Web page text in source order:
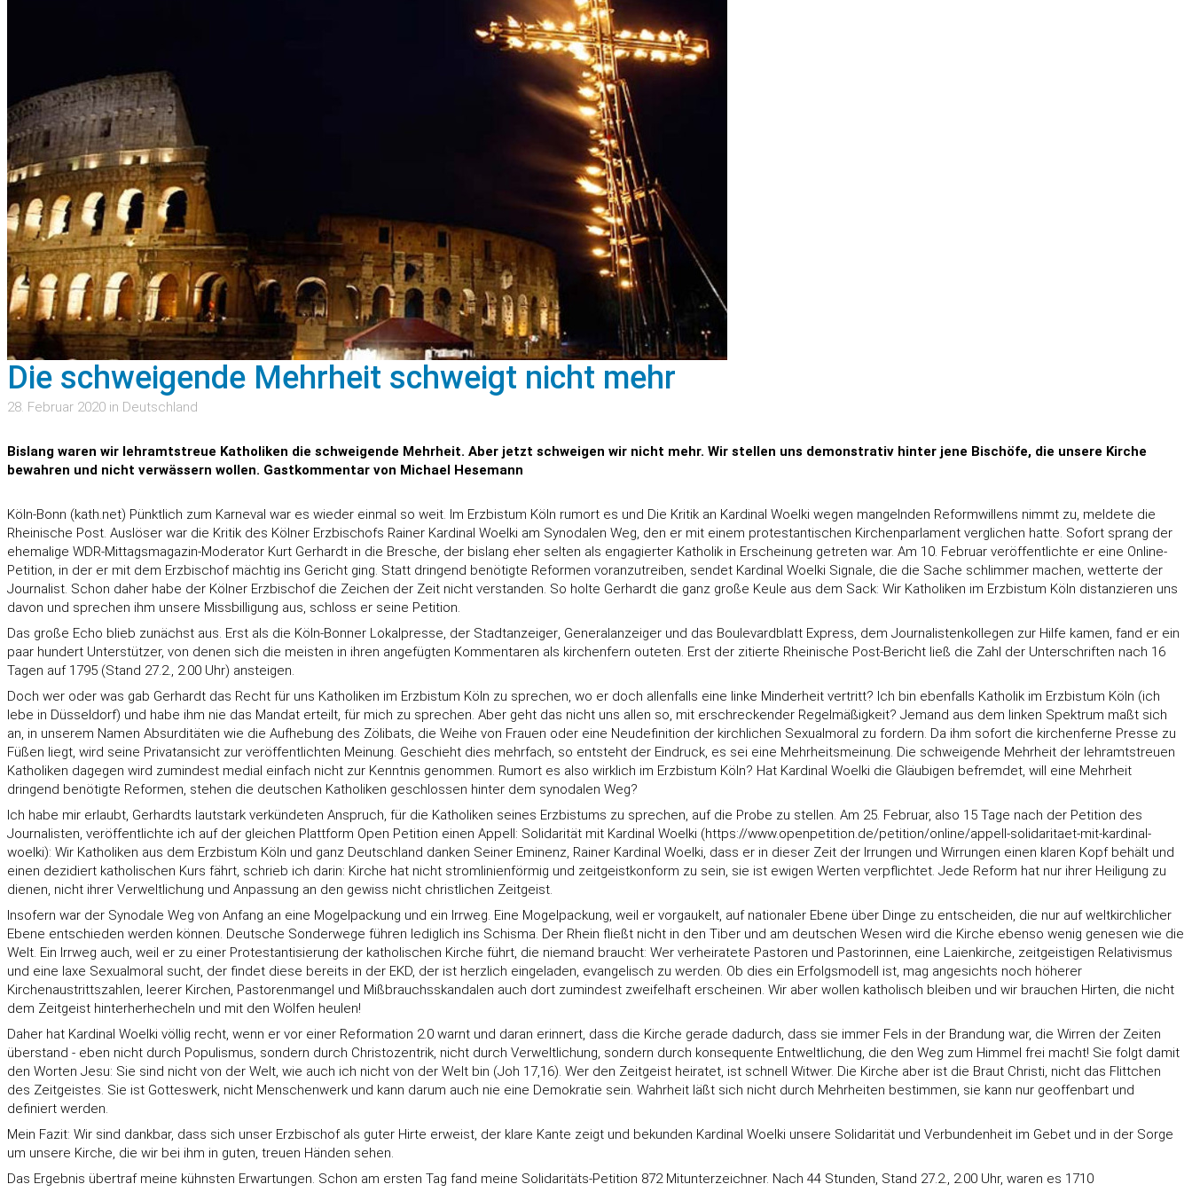
Die schweigende Mehrheit schweigt nicht mehr
28. Februar 2020 in Deutschland
Bislang waren wir lehramtstreue Katholiken die schweigende Mehrheit. Aber jetzt schweigen wir nicht mehr. Wir stellen uns demonstrativ hinter jene Bischöfe, die unsere Kirche
bewahren und nicht verwässern wollen. Gastkommentar von Michael Hesemann
Köln-Bonn (kath.net) Pünktlich zum Karneval war es wieder einmal so weit. Im Erzbistum Köln rumort es und Die Kritik an Kardinal Woelki wegen mangelnden Reformwillens nimmt zu, meldete die
Rheinische Post. Auslöser war die Kritik des Kölner Erzbischofs Rainer Kardinal Woelki am Synodalen Weg, den er mit einem protestantischen Kirchenparlament verglichen hatte. Sofort sprang der
ehemalige WDR-Mittagsmagazin-Moderator Kurt Gerhardt in die Bresche, der bislang eher selten als engagierter Katholik in Erscheinung getreten war. Am 10. Februar veröffentlichte er eine Online-
Petition, in der er mit dem Erzbischof mächtig ins Gericht ging. Statt dringend benötigte Reformen voranzutreiben, sendet Kardinal Woelki Signale, die die Sache schlimmer machen, wetterte der
Journalist. Schon daher habe der Kölner Erzbischof die Zeichen der Zeit nicht verstanden. So holte Gerhardt die ganz große Keule aus dem Sack: Wir Katholiken im Erzbistum Köln distanzieren uns
davon und sprechen ihm unsere Missbilligung aus, schloss er seine Petition.
Das große Echo blieb zunächst aus. Erst als die Köln-Bonner Lokalpresse, der Stadtanzeiger, Generalanzeiger und das Boulevardblatt Express, dem Journalistenkollegen zur Hilfe kamen, fand er ein
paar hundert Unterstützer, von denen sich die meisten in ihren angefügten Kommentaren als kirchenfern outeten. Erst der zitierte Rheinische Post-Bericht ließ die Zahl der Unterschriften nach 16
Tagen auf 1795 (Stand 27.2., 2.00 Uhr) ansteigen.
Doch wer oder was gab Gerhardt das Recht für uns Katholiken im Erzbistum Köln zu sprechen, wo er doch allenfalls eine linke Minderheit vertritt? Ich bin ebenfalls Katholik im Erzbistum Köln (ich
lebe in Düsseldorf) und habe ihm nie das Mandat erteilt, für mich zu sprechen. Aber geht das nicht uns allen so, mit erschreckender Regelmäßigkeit? Jemand aus dem linken Spektrum maßt sich
an, in unserem Namen Absurditäten wie die Aufhebung des Zölibats, die Weihe von Frauen oder eine Neudefinition der kirchlichen Sexualmoral zu fordern. Da ihm sofort die kirchenferne Presse zu
Füßen liegt, wird seine Privatansicht zur veröffentlichten Meinung. Geschieht dies mehrfach, so entsteht der Eindruck, es sei eine Mehrheitsmeinung. Die schweigende Mehrheit der lehramtstreuen
Katholiken dagegen wird zumindest medial einfach nicht zur Kenntnis genommen. Rumort es also wirklich im Erzbistum Köln? Hat Kardinal Woelki die Gläubigen befremdet, will eine Mehrheit
dringend benötigte Reformen, stehen die deutschen Katholiken geschlossen hinter dem synodalen Weg?
Ich habe mir erlaubt, Gerhardts lautstark verkündeten Anspruch, für die Katholiken seines Erzbistums zu sprechen, auf die Probe zu stellen. Am 25. Februar, also 15 Tage nach der Petition des
Journalisten, veröffentlichte ich auf der gleichen Plattform Open Petition einen Appell: Solidarität mit Kardinal Woelki (https://www.openpetition.de/petition/online/appell-solidaritaet-mit-kardinal-
woelki): Wir Katholiken aus dem Erzbistum Köln und ganz Deutschland danken Seiner Eminenz, Rainer Kardinal Woelki, dass er in dieser Zeit der Irrungen und Wirrungen einen klaren Kopf behält und
einen dezidiert katholischen Kurs fährt, schrieb ich darin: Kirche hat nicht stromlinienförmig und zeitgeistkonform zu sein, sie ist ewigen Werten verpflichtet. Jede Reform hat nur ihrer Heiligung zu
dienen, nicht ihrer Verweltlichung und Anpassung an den gewiss nicht christlichen Zeitgeist.
Insofern war der Synodale Weg von Anfang an eine Mogelpackung und ein Irrweg. Eine Mogelpackung, weil er vorgaukelt, auf nationaler Ebene über Dinge zu entscheiden, die nur auf weltkirchlicher
Ebene entschieden werden können. Deutsche Sonderwege führen lediglich ins Schisma. Der Rhein fließt nicht in den Tiber und am deutschen Wesen wird die Kirche ebenso wenig genesen wie die
Welt. Ein Irrweg auch, weil er zu einer Protestantisierung der katholischen Kirche führt, die niemand braucht: Wer verheiratete Pastoren und Pastorinnen, eine Laienkirche, zeitgeistigen Relativismus
und eine laxe Sexualmoral sucht, der findet diese bereits in der EKD, der ist herzlich eingeladen, evangelisch zu werden. Ob dies ein Erfolgsmodell ist, mag angesichts noch höherer
Kirchenaustrittszahlen, leerer Kirchen, Pastorenmangel und Mißbrauchsskandalen auch dort zumindest zweifelhaft erscheinen. Wir aber wollen katholisch bleiben und wir brauchen Hirten, die nicht
dem Zeitgeist hinterherhecheln und mit den Wölfen heulen!
Daher hat Kardinal Woelki völlig recht, wenn er vor einer Reformation 2.0 warnt und daran erinnert, dass die Kirche gerade dadurch, dass sie immer Fels in der Brandung war, die Wirren der Zeiten
überstand - eben nicht durch Populismus, sondern durch Christozentrik, nicht durch Verweltlichung, sondern durch konsequente Entweltlichung, die den Weg zum Himmel frei macht! Sie folgt damit
den Worten Jesu: Sie sind nicht von der Welt, wie auch ich nicht von der Welt bin (Joh 17,16). Wer den Zeitgeist heiratet, ist schnell Witwer. Die Kirche aber ist die Braut Christi, nicht das Flittchen
des Zeitgeistes. Sie ist Gotteswerk, nicht Menschenwerk und kann darum auch nie eine Demokratie sein. Wahrheit läßt sich nicht durch Mehrheiten bestimmen, sie kann nur geoffenbart und
definiert werden.
Mein Fazit: Wir sind dankbar, dass sich unser Erzbischof als guter Hirte erweist, der klare Kante zeigt und bekunden Kardinal Woelki unsere Solidarität und Verbundenheit im Gebet und in der Sorge
um unsere Kirche, die wir bei ihm in guten, treuen Händen sehen.
Das Ergebnis übertraf meine kühnsten Erwartungen. Schon am ersten Tag fand meine Solidaritäts-Petition 872 Mitunterzeichner. Nach 44 Stunden, Stand 27.2., 2.00 Uhr, waren es 1710